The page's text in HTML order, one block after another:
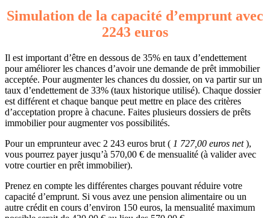
Simulation de la capacité d’emprunt avec
2243 euros
Il est important d’être en dessous de 35% en taux d’endettement
pour améliorer les chances d’avoir une demande de prêt immobilier
acceptée. Pour augmenter les chances du dossier, on va partir sur un
taux d’endettement de 33% (taux historique utilisé). Chaque dossier
est différent et chaque banque peut mettre en place des critères
d’acceptation propre à chacune. Faites plusieurs dossiers de prêts
immobilier pour augmenter vos possibilités.
Pour un emprunteur avec 2 243 euros brut ( 1 727,00 euros net),
vous pourrez payer jusqu’à 570,00 € de mensualité (à valider avec
votre courtier en prêt immobilier).
Prenez en compte les différentes charges pouvant réduire votre
capacité d’emprunt. Si vous avez une pension alimentaire ou un
autre crédit en cours d’environ 150 euros, la mensualité maximum